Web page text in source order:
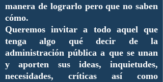
manera de lograrlo pero que no saben
cómo.
Queremos invitar a todo aquel que
tenga algo qué decir de la
administración pública a que se unan
y aporten sus ideas, inquietudes,
necesidades, críticas así como